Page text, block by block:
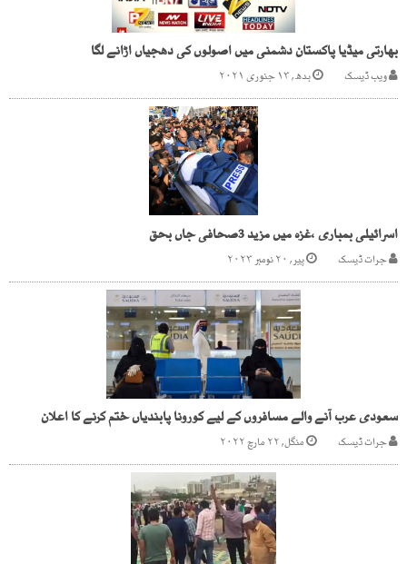
بھارتی میڈیا پاکستان دشمنی میں اصولوں کی دھجیاں اڑانے لگا
ویب ڈیسک بدھ, ۱۳ جنوری ۲۰۲۱
اسرائیلی بمباری ،غزہ میں مزید 3صحافی جاں بحق
جرات ڈیسک پیر, ۲۰ نومبر ۲۰۲۳
سعودی عرب آنے والے مسافروں کے لیے کورونا پابندیاں ختم کرنے کا اعلان
جرات ڈیسک منگل, ۲۲ مارچ ۲۰۲۲